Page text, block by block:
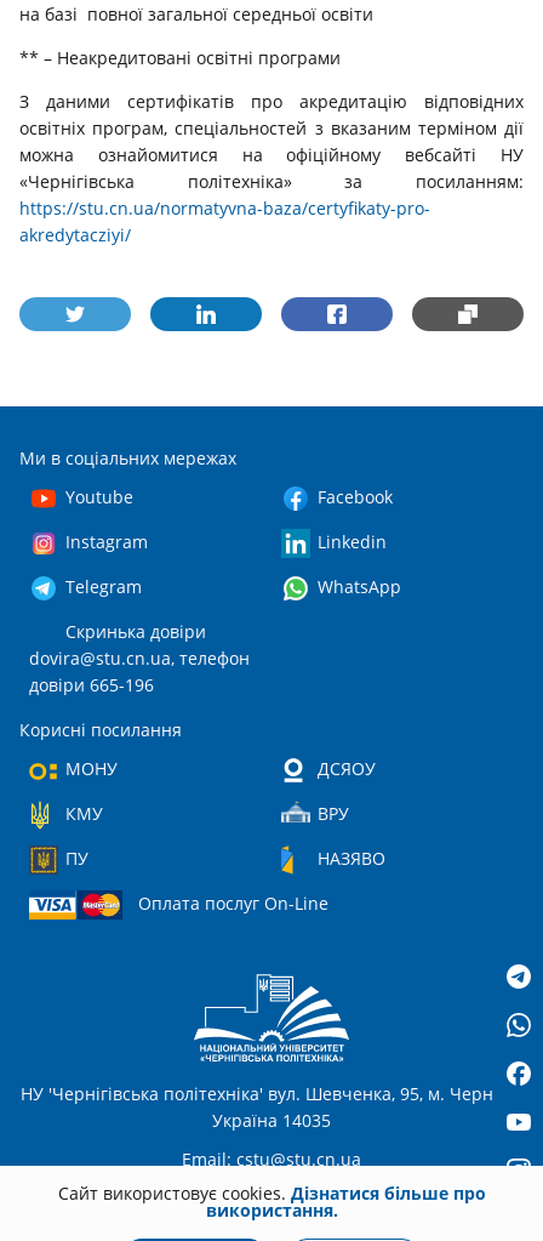
на базі повної загальної середньої освіти
** – Неакредитовані освітні програми
З даними сертифікатів про акредитацію відповідних
освітніх програм, спеціальностей з вказаним терміном дії
можна ознайомитися на офіційному вебсайті НУ
«Чернігівська політехніка» за посиланням:
https://stu.cn.ua/normatyvna-baza/certyfikaty-pro-
akredytacziyi/
Ми в соціальних мережах
Youtube
Facebook
Instagram
Linkedin
Telegram
WhatsApp
Скринька довіри
dovira@stu.cn.ua, телефон
довіри 665-196
Корисні посилання
МОНУ
ДСЯОУ
КМУ
ВРУ
ПУ
НАЗЯВО
Оплата послуг On-Line
НУ 'Чернігівська політехніка' вул. Шевченка, 95, м. Чернігів,
Україна 14035
Email: cstu@stu.cn.ua
Сайт використовує cookies. Дізнатися більше про
використання.